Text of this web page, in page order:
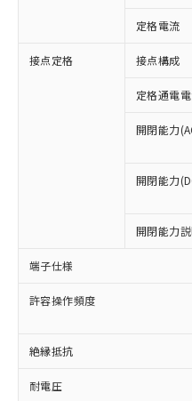
定格電流
接点定格 接点構成
定格通電
開閉能力
開閉能力
開閉能力
端子仕様
許容操作頻度
絶縁抵抗
耐電圧
ご利用条件
以下の条件をお読
本サービスは
商品の当社在
(税抜)を提供
当社制御機器
本サービスの
ことをご了承
在庫状況およ
記載している
タに基づき作
準価格とは異
対応済み：EU
非含有に対応した
対応予定：EU
有に対応した製品
対応予定なし：EU
非含有に非対応の
調査・確認中：EU
非含有の対応状況
非該当品：ライセ
害物質有無と関係
仕入先様の事情に
いたものが、含有
むを得ず変更する
*EU RoHS指令（10物質）：
鉛(Pb) 1000ppm以下、 水
六価クロム(Cr(Ⅵ))
「○」：最大均質
基準値以下である
「×」：最大均質材
基準値を超えてい
「－」：未確認で
当社は、これ
為替および外
（以下｢規制
または国外へ
国政府の輸出
可)を取得す